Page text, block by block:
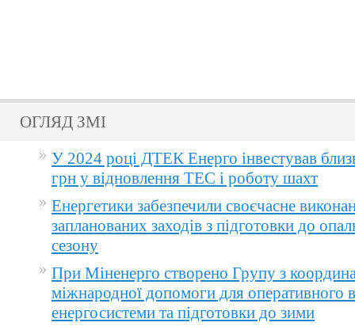
ОГЛЯД ЗМІ
У 2024 році ДТЕК Енерго інвестував
грн у відновлення ТЕС і роботу шахт
Енергетики забезпечили своєчасне
запланованих заходів з підготовки до
сезону
При Міненерго створено Групу з
міжнародної допомоги для оперативного
енергосистеми та підготовки до зими